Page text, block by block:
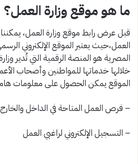
ما هو موقع وزارة العمل؟
قبل عرض رابط موقع وزارة العمل،
العمل،حيث يعتبر الموقع الإلكتروني
المصرية هو المنصة الرقمية التي تُدير
خلالها خدماتها للمواطنين وأصحاب
الموقع يمكن الحصول على معلومات
– فرص العمل المتاحة في الداخل والخارج
– التسجيل الإلكتروني لراغبي العمل